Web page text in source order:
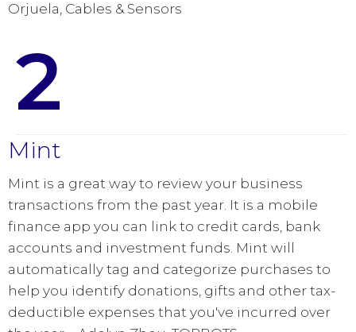
Orjuela, Cables & Sensors
2
Mint
Mint is a great way to review your business
transactions from the past year. It is a mobile
finance app you can link to credit cards, bank
accounts and investment funds. Mint will
automatically tag and categorize purchases to
help you identify donations, gifts and other tax-
deductible expenses that you've incurred over